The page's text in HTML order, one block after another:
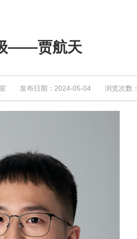
——贾航天
发布日期：2024-05-04 浏览次数：